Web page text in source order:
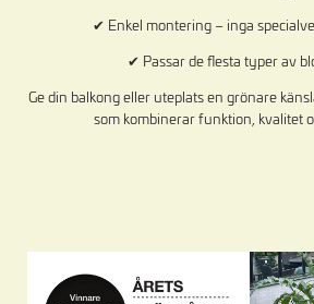
✔ Enkel montering – inga
✔ Passar de flesta typer av
Ge din balkong eller uteplats en grönare
som kombinerar funktion, kvalitet